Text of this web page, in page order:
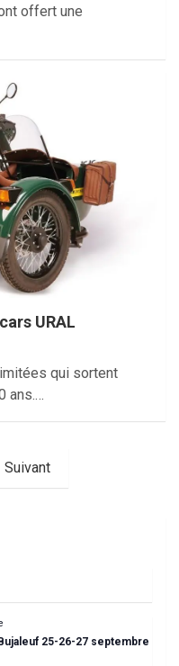
offert une
URAL
qui sortent
ans.…
Suivant
25-26-27 septembre